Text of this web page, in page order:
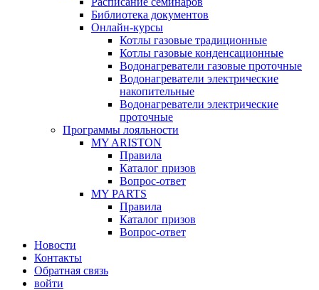
Библиотека документов
Онлайн-курсы
Котлы газовые традиционные
Котлы газовые конденсационные
Водонагреватели газовые проточные
Водонагреватели электрические
накопительные
Водонагреватели электрические
проточные
Программы лояльности
MY ARISTON
Правила
Каталог призов
Вопрос-ответ
MY PARTS
Правила
Каталог призов
Вопрос-ответ
Новости
Контакты
Обратная связь
войти